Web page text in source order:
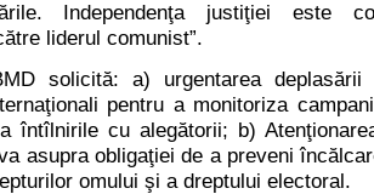
Independenţa justiţiei este
liderul comunist”.
solicită: a) urgentarea
pentru a monitoriza
întîlnirile cu alegătorii; b)
asupra obligaţiei de a preveni
omului şi a dreptului electoral.